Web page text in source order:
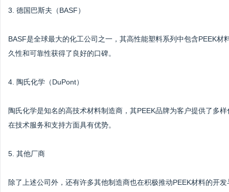
3. 德国巴斯夫（BASF）
BASF是全球最大的化工公司之一，其高性能塑料系列中包含PEEK
久性和可靠性获得了良好的口碑。
4. 陶氏化学（DuPont）
陶氏化学是知名的高技术材料制造商，其PEEK品牌为客户提供了多
在技术服务和支持方面具有优势。
5. 其他厂商
除了上述公司外，还有许多其他制造商也在积极推动PEEK材料的开